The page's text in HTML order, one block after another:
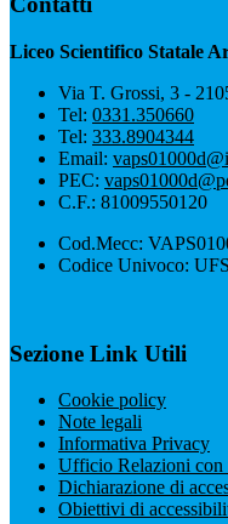
Liceo Scientifico Statale
Via T. Grossi, 3 -
Tel: 0331.350660
Tel: 333.8904344
Email:
PEC:
C.F.: 81009550120
Cod.Mecc:
Codice Univoco:
Sezione Link Utili
Cookie policy
Note legali
Informativa Privacy
Ufficio Relazioni con
Dichiarazione di
Obiettivi di